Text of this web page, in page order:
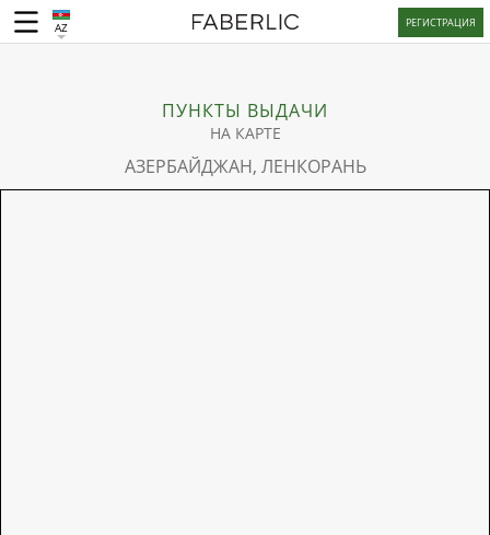
AZ РЕГИСТРАЦИЯ
ПУНКТЫ ВЫДАЧИ
НА КАРТЕ
АЗЕРБАЙДЖАН, ЛЕНКОРАНЬ